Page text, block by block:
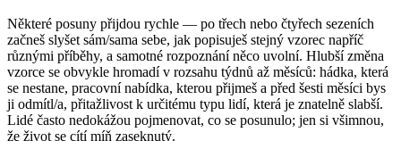
Některé posuny přijdou rychle — po třech nebo čtyřech sezeních
začneš slyšet sám/sama sebe, jak popisuješ stejný vzorec napříč
různými příběhy, a samotné rozpoznání něco uvolní. Hlubší změna
vzorce se obvykle hromadí v rozsahu týdnů až měsíců: hádka, která
se nestane, pracovní nabídka, kterou přijmeš a před šesti měsíci bys
ji odmítl/a, přitažlivost k určitému typu lidí, která je znatelně slabší.
Lidé často nedokážou pojmenovat, co se posunulo; jen si všimnou,
že život se cítí míň zaseknutý.